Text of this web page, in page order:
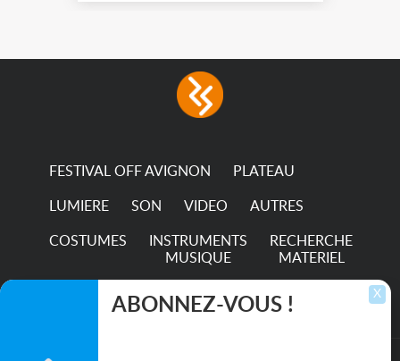
FESTIVAL OFF AVIGNON PLATEAU
LUMIERE SON VIDEO AUTRES
COSTUMES
INSTRUMENTS
MUSIQUE
RECHERCHE
MATERIEL
TRANSPORTS X
ABONNEZ-VOUS !